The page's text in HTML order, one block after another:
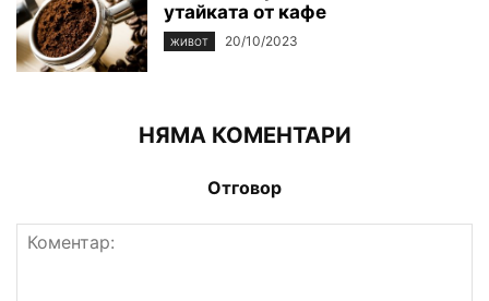
утайката от кафе
ЖИВОТ 20/10/2023
НЯМА КОМЕНТАРИ
Отговор